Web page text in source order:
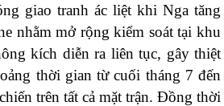
giao tranh ác liệt khi Nga tăng
nhằm mở rộng kiểm soát tại khu
kích diễn ra liên tục, gây thiệt
thời gian từ cuối tháng 7 đến
trên tất cả mặt trận. Đồng thời